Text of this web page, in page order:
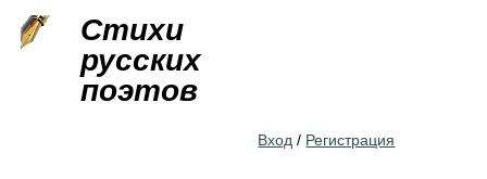
Стихи
русских
поэтов
Вход / Регистрация